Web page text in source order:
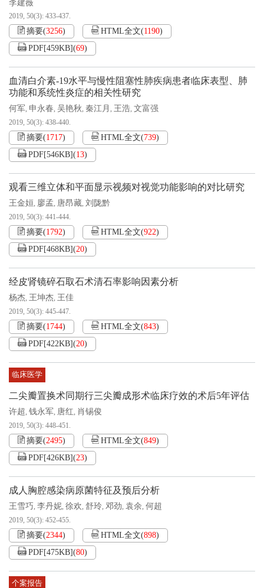
李建薇
2019, 50(3): 433-437.
摘要(3256) HTML全文(1190)
PDF[459KB](69)
血清白介素-19水平与慢性阻塞性肺疾病患者临床表型、肺
功能和系统性炎症的相关性研究
何军, 申永春, 吴艳秋, 秦江月 , 王浩, 文富强
2019, 50(3): 438-440.
摘要(1717) HTML全文(739)
PDF[546KB](13)
观看三维立体和平面显示视频对视觉功能影响的对比研究
王金姮, 廖孟, 唐昂藏, 刘陇黔
2019, 50(3): 441-444.
摘要(1792) HTML全文(922)
PDF[468KB](20)
经皮肾镜碎石取石术清石率影响因素分析
杨杰, 王坤杰, 王佳
2019, 50(3): 445-447.
摘要(1744) HTML全文(843)
PDF[422KB](20)
临床医学
二尖瓣置换术同期行三尖瓣成形术临床疗效的术后5年评估
许超, 钱永军, 唐红, 肖锡俊
2019, 50(3): 448-451.
摘要(2495) HTML全文(849)
PDF[426KB](23)
成人胸腔感染病原菌特征及预后分析
王雪巧, 李丹妮, 徐欢, 舒玲, 邓劲, 袁余, 何超
2019, 50(3): 452-455.
摘要(2344) HTML全文(898)
PDF[475KB](80)
个案报告